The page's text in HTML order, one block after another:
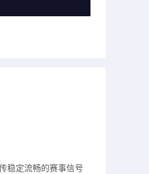
稳定流畅的赛事信号